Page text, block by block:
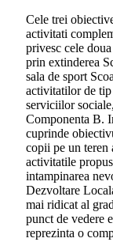
Cele trei
activitati
privesc cele
prin extinderea
sala de sport
activitatilor de
serviciilor
Componenta B.
cuprinde
copii pe un
activitatile
intampinarea
Dezvoltare
mai ridicat al
punct de vedere
reprezinta o